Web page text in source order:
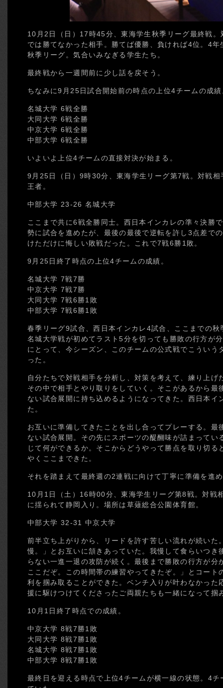
10月2日（日）17時45分、東海学生秋季リーグ最終戦
では勝てなかった相手。勝てば優勝、負ければ4位。4
秋季リーグ。気合いみなぎる学生たち。
最終戦から一週間前に少し話を戻そう。
ちなみに9月25日試合開始前の時点の上位4チームの成
名城大学 6戦全勝
大同大学 6戦全勝
中京大学 6戦全勝
中部大学 6戦全勝
いよいよ上位4チームの直接対決が始まる。
9月25日（日）9時30分、東海学生リーグ第7戦。対戦
王者。
中部大学 23-26 名城大学
ここまで共に6戦全勝同士。西日本インカレの準々決勝
勢に試合を進めたが、最後の最後で逆転を許し3点差で
けただけに悔しい敗戦だった。これで7戦6勝1敗。
9月25日終了時点の上位4チームの成績。
名城大学 7戦7勝
中京大学 7戦7勝
大同大学 7戦6勝1敗
中部大学 7戦6勝1敗
春季リーグ9試合、西日本インカレ4試合、ここまでの
名城大学戦が初めてラスト5分を切っても勝敗の行方が
にとって、今シーズン、このチームの公式戦でこういう
った。
自分たちで対戦相手を分析し、対策を考えて、練り上げ
その中で相手とやり取りをしていく。そこがあるから最
ない試合展開に持ち込めるようになってきた。西日本イ
た。
お互いに準備してきたことを出し合ってプレーする。最
ない試合展開。その先にスポーツの醍醐味が詰まってい
じて何ができるか。そこからどうやって勝点を取り切る
やくここまできた。
それを踏まえて最終週の2連戦に向けて丁寧に準備を進
10月1日（土）16時00分、東海学生リーグ第8戦。対戦
に揺られて静岡入り。場所は草薙総合公園体育館。
中部大学 32-31 中京大学
前半立ち上がりから、リードを許す苦しい流れが続いた
慢。」とお互いに頷きあっていた。我慢して食らいつき
らない一進一退の攻防が続く。最後まで勝敗の行方が分
ここだぞ。この時間帯の練習やってきたぞ。」とコート
利を掴み取ることができた。ベンチ入りが叶わなかった
援に駆けつけてくださったご両親たちも一緒になって掴
10月1日終了時点での成績。
中京大学 8戦7勝1敗
大同大学 8戦7勝1敗
名城大学 8戦7勝1敗
中部大学 8戦7勝1敗
最終日を迎える時点で上位4チームが横一線の状態。4